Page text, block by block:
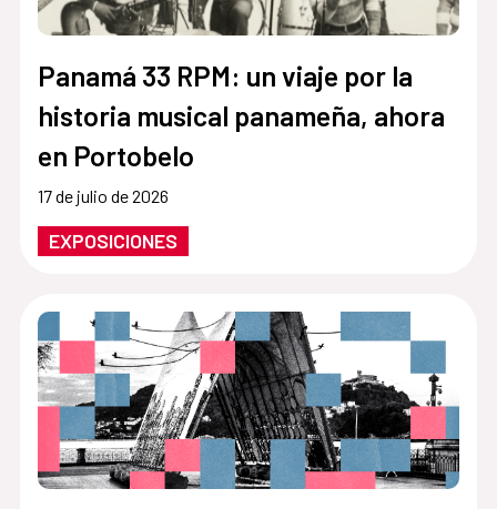
Panamá 33 RPM: un viaje por la
historia musical panameña, ahora
en Portobelo
17 de julio de 2026
EXPOSICIONES